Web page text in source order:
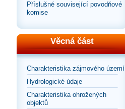
Příslušné související povodňové
komise
Věcná část
Charakteristika zájmového území
Hydrologické údaje
Charakteristika ohrožených
objektů